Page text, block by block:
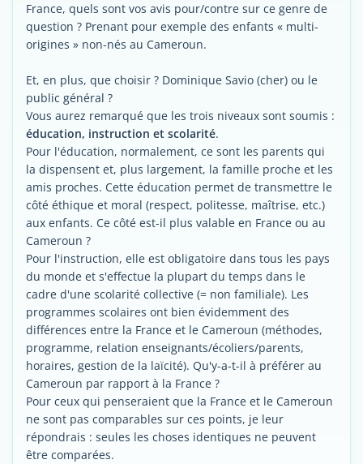
France, quels sont vos avis pour/contre sur ce genre de
question ? Prenant pour exemple des enfants « multi-
origines » non-nés au Cameroun.
Et, en plus, que choisir ? Dominique Savio (cher) ou le
public général ?
Vous aurez remarqué que les trois niveaux sont soumis :
éducation, instruction et scolarité.
Pour l'éducation, normalement, ce sont les parents qui
la dispensent et, plus largement, la famille proche et les
amis proches. Cette éducation permet de transmettre le
côté éthique et moral (respect, politesse, maîtrise, etc.)
aux enfants. Ce côté est-il plus valable en France ou au
Cameroun ?
Pour l'instruction, elle est obligatoire dans tous les pays
du monde et s'effectue la plupart du temps dans le
cadre d'une scolarité collective (= non familiale). Les
programmes scolaires ont bien évidemment des
différences entre la France et le Cameroun (méthodes,
programme, relation enseignants/écoliers/parents,
horaires, gestion de la laïcité). Qu'y-a-t-il à préférer au
Cameroun par rapport à la France ?
Pour ceux qui penseraient que la France et le Cameroun
ne sont pas comparables sur ces points, je leur
répondrais : seules les choses identiques ne peuvent
être comparées.